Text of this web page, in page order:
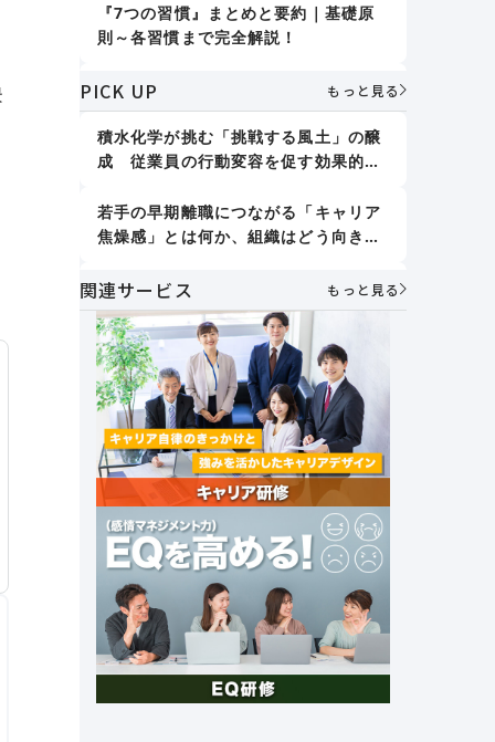
『7つの習慣』まとめと要約｜基礎原
則～各習慣まで完全解説！
誤りを指摘しない｜デール・カーネギ
ー『人を動かす』
人格形成に影響する7つの要素｜「大
紹介
新人教育における効果的な仕事の教え
PICK UP もっと見る
積水化学が挑む「挑戦する風土」の醸
成 従業員の行動変容を促す効果的な
若手の早期離職につながる「キャリア
焦燥感」とは何か、組織はどう向き合
AIメンター×1on1で実現する次世代マ
ネジメント～「個性を活かし合う」組
織づくりの実践～
社員が自ら考え、動く力を育む。人財
マネジメント制度で実現する主体的な
キャリア形成とエンゲージメント向上
｜アフラック・伊藤氏
セルフキャリアドックとは？必要性や
メリット、具体的な導入手順や企業事
例を紹介
社外キャリア相談窓口の必要性と法人
&個人向けキャリア相談サービスを紹
介
これからの時代に 求められる組織の
あり方とは？～「管理統制」から「価
値共創」のマネジメントへ～
創業26年で売上高1兆円達成。未来の
成長を支える女性活躍とその挑戦｜オ
関連サービス もっと見る